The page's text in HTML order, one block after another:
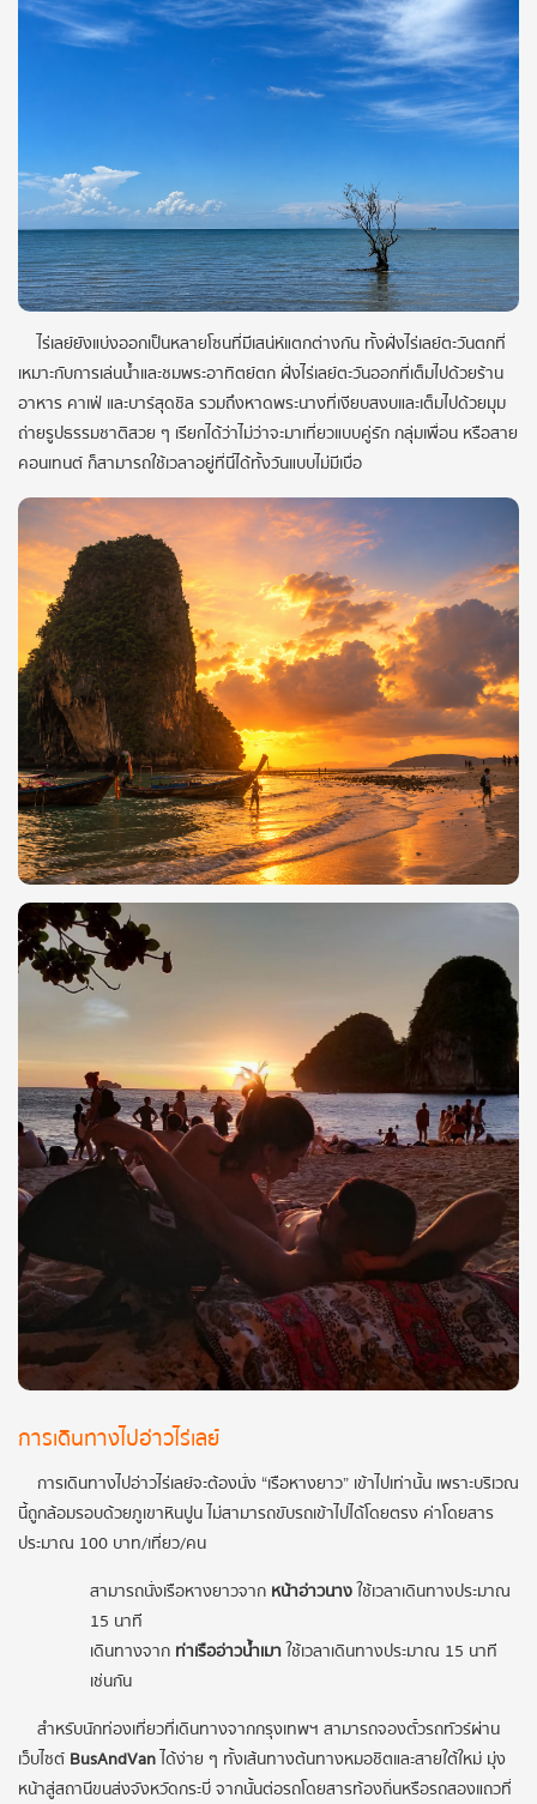
ไร่เลย์ยังแบ่งออกเป็นหลายโซนที่มีเสน่ห์แตกต่างกัน ทั้งฝั่งไร่เลย์ตะวันตกที่
เหมาะกับการเล่นน้ำและชมพระอาทิตย์ตก ฝั่งไร่เลย์ตะวันออกที่เต็มไปด้วยร้าน
อาหาร คาเฟ่ และบาร์สุดชิล รวมถึงหาดพระนางที่เงียบสงบและเต็มไปด้วยมุม
ถ่ายรูปธรรมชาติสวย ๆ เรียกได้ว่าไม่ว่าจะมาเที่ยวแบบคู่รัก กลุ่มเพื่อน หรือสาย
คอนเทนต์ ก็สามารถใช้เวลาอยู่ที่นี่ได้ทั้งวันแบบไม่มีเบื่อ
การเดินทางไปอ่าวไร่เลย์
การเดินทางไปอ่าวไร่เลย์จะต้องนั่ง “เรือหางยาว” เข้าไปเท่านั้น เพราะบริเวณ
นี้ถูกล้อมรอบด้วยภูเขาหินปูน ไม่สามารถขับรถเข้าไปได้โดยตรง ค่าโดยสาร
ประมาณ 100 บาท/เที่ยว/คน
สามารถนั่งเรือหางยาวจาก หน้าอ่าวนางใช้เวลาเดินทางประมาณ
15 นาที
เดินทางจาก ท่าเรืออ่าวน้ำเมาใช้เวลาเดินทางประมาณ 15 นาที
เช่นกัน
สำหรับนักท่องเที่ยวที่เดินทางจากกรุงเทพฯ สามารถจองตั๋วรถทัวร์ผ่าน
เว็บไซต์ BusAndVan ได้ง่าย ๆ ทั้งเส้นทางต้นทางหมอชิตและสายใต้ใหม่ มุ่ง
หน้าสู่สถานีขนส่งจังหวัดกระบี่ จากนั้นต่อรถโดยสารท้องถิ่นหรือรถสองแถวที่